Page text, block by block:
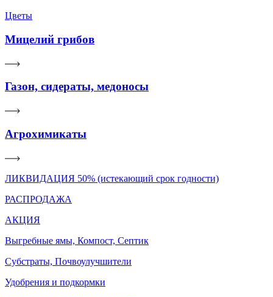
Цветы
Мицелий грибов
Газон, сидераты, медоносы
Агрохимикаты
ЛИКВИДАЦИЯ 50% (истекающий срок годности)
РАСПРОДАЖА
АКЦИЯ
Выгребные ямы, Компост, Септик
Субстраты, Почвоулучшители
Удобрения и подкормки